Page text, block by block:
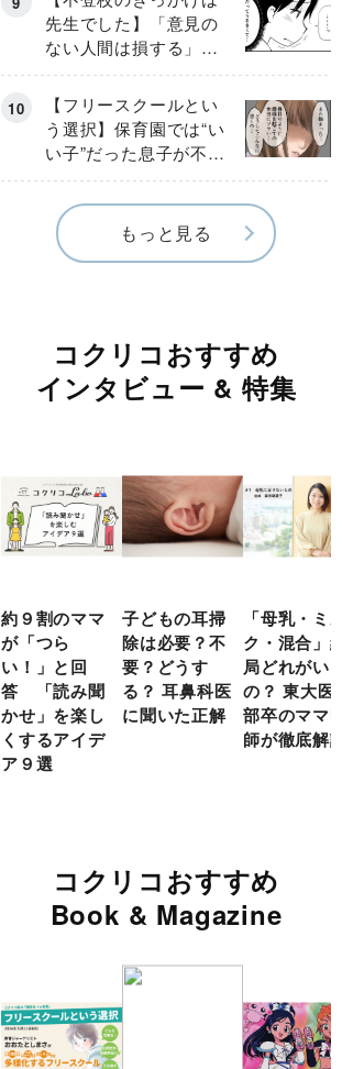
先生でした】「意見の
ない人間は損する」担
任の一言が苦しみに…
《第１話》
【フリースクールとい
う選択】保育園では“い
い子”だった息子が不登
校に…小学校入学後に
見えたSOS《第１話》
もっと見る
コクリコおすすめ
インタビュー & 特集
約９割のママ
が「つら
い！」と回
答 「読み聞
かせ」を楽し
くするアイデ
ア９選
子どもの耳掃
除は必要？不
要？どうす
る？ 耳鼻科医
に聞いた正解
「母乳・ミル
ク・混合」結
局どれがいい
の？ 東大医学
部卒のママ医
師が徹底解説
コクリコおすすめ
Book & Magazine